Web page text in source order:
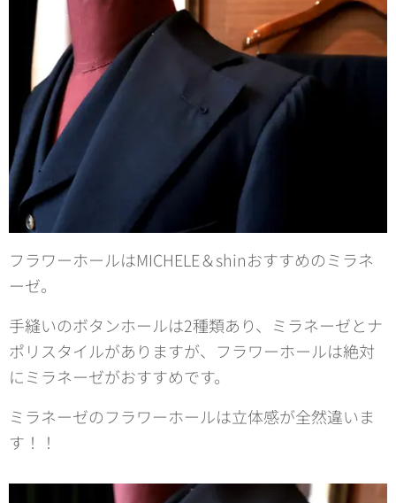
フラワーホールはMICHELE＆shinおすすめのミラネ
ーゼ。
手縫いのボタンホールは2種類あり、ミラネーゼとナ
ポリスタイルがありますが、フラワーホールは絶対
にミラネーゼがおすすめです。
ミラネーゼのフラワーホールは立体感が全然違いま
す！！